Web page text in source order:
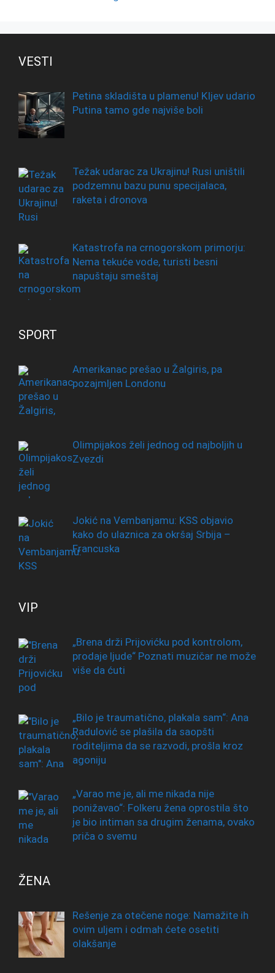
VESTI
Petina skladišta u plamenu! KIjev udario
Putina tamo gde najviše boli
Težak udarac za Ukrajinu! Rusi uništili
podzemnu bazu punu specijalaca,
raketa i dronova
Katastrofa na crnogorskom primorju:
Nema tekuće vode, turisti besni
napuštaju smeštaj
SPORT
Amerikanac prešao u Žalgiris, pa
pozajmljen Londonu
Olimpijakos želi jednog od najboljih u
Zvezdi
Jokić na Vembanjamu: KSS objavio
kako do ulaznica za okršaj Srbija –
Francuska
VIP
„Brena drži Prijovićku pod kontrolom,
prodaje ljude“ Poznati muzičar ne može
više da ćuti
„Bilo je traumatično, plakala sam“: Ana
Radulović se plašila da saopšti
roditeljima da se razvodi, prošla kroz
agoniju
„Varao me je, ali me nikada nije
ponižavao“: Folkeru žena oprostila što
je bio intiman sa drugim ženama, ovako
priča o svemu
ŽENA
Rešenje za otečene noge: Namažite ih
ovim uljem i odmah ćete osetiti
olakšanje